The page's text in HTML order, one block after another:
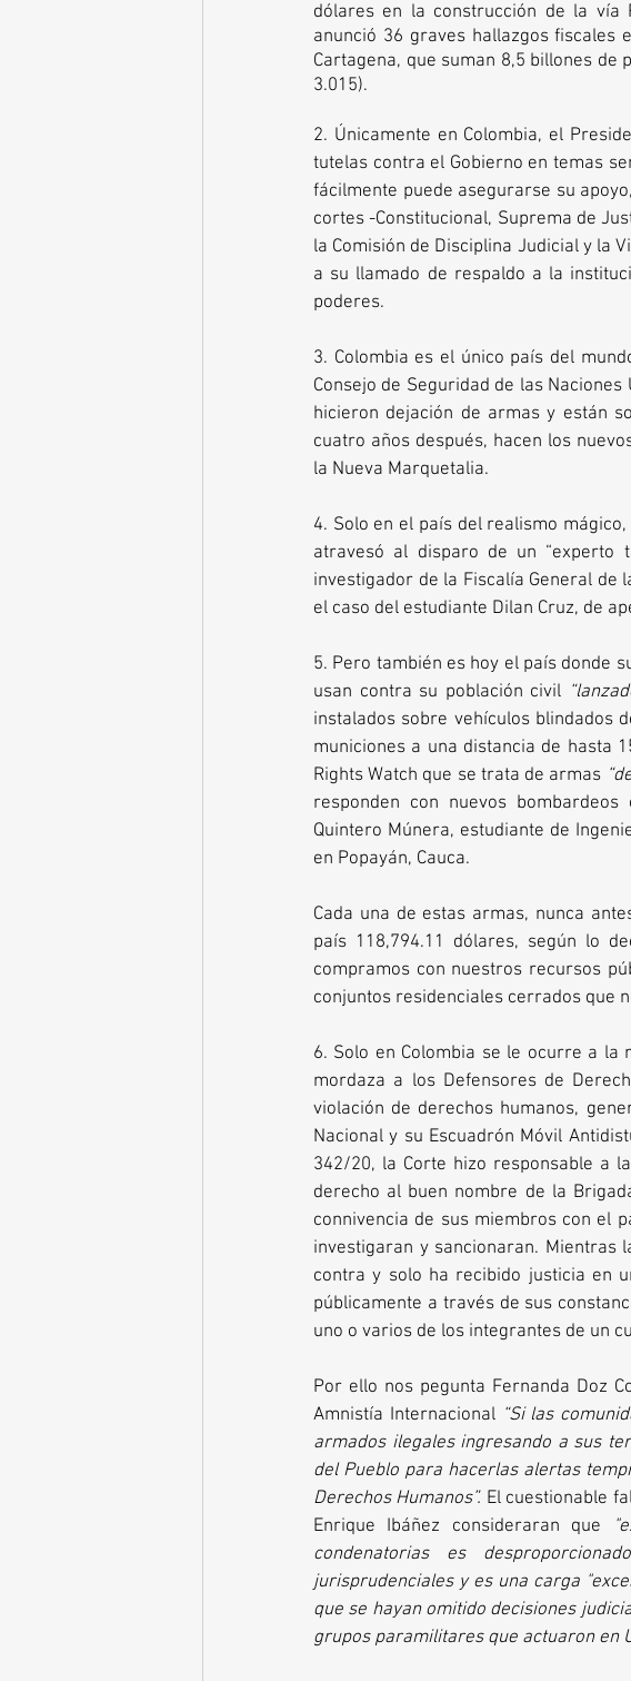
dólares en la construcción de la vía
anunció 36 graves hallazgos
Cartagena, que suman 8,5 billones de
3.015).
2. Únicamente en Colombia, el
tutelas contra el Gobierno en temas
fácilmente puede asegurarse su
cortes -Constitucional, Suprema de
la Comisión de Disciplina Judicial y la
a su llamado de respaldo a la
poderes.
3. Colombia es el único país del
Consejo de Seguridad de las
hicieron dejación de armas y están
cuatro años después, hacen los
la Nueva Marquetalia.
4. Solo en el país del realismo
atravesó al disparo de un “experto
investigador de la Fiscalía General
el caso del estudiante Dilan Cruz, de
5. Pero también es hoy el país donde
usan contra su población civil
instalados sobre vehículos blindados
municiones a una distancia de hasta
Rights Watch que se trata de armas
responden con nuevos
Quintero Múnera, estudiante de
en Popayán, Cauca.
Cada una de estas armas, nunca
país 118,794.11 dólares, según lo
compramos con nuestros recursos
conjuntos residenciales cerrados que
6. Solo en Colombia se le ocurre a la
mordaza a los Defensores de
violación de derechos humanos,
Nacional y su Escuadrón Móvil
342/20, la Corte hizo responsable a
derecho al buen nombre de la
connivencia de sus miembros con el
investigaran y sancionaran. Mientras
contra y solo ha recibido justicia en
públicamente a través de sus
uno o varios de los integrantes de un
Por ello nos pegunta Fernanda Doz
Amnistía Internacional “Si las
armados ilegales ingresando a sus
del Pueblo para hacerlas alertas
Derechos Humanos”. El cuestionable
Enrique Ibáñez consideraran que
condenatorias es
jurisprudenciales y es una carga
que se hayan omitido decisiones
grupos paramilitares que actuaron en